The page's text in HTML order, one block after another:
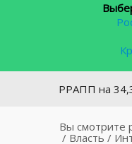
на 34,3%
Вы смотрите
/ Власть /